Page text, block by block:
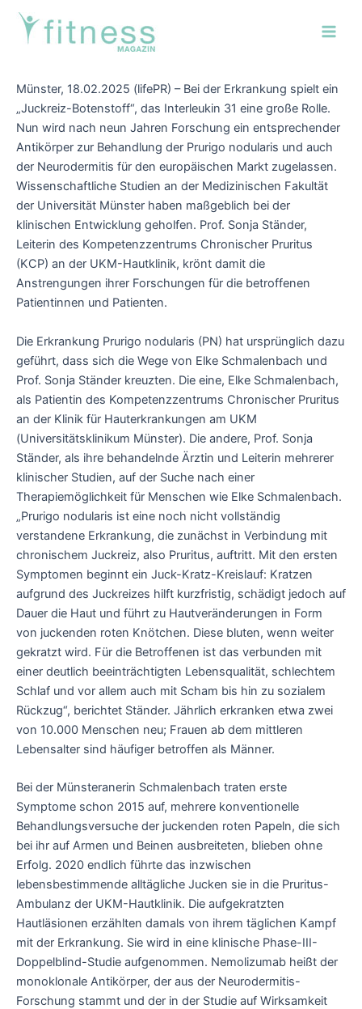
Zum
Inhalt
springen
Münster, 18.02.2025 (lifePR) – Bei der Erkrankung spielt ein
„Juckreiz-Botenstoff“, das Interleukin 31 eine große Rolle.
Nun wird nach neun Jahren Forschung ein entsprechender
Antikörper zur Behandlung der Prurigo nodularis und auch
der Neurodermitis für den europäischen Markt zugelassen.
Wissenschaftliche Studien an der Medizinischen Fakultät
der Universität Münster haben maßgeblich bei der
klinischen Entwicklung geholfen. Prof. Sonja Ständer,
Leiterin des Kompetenzzentrums Chronischer Pruritus
(KCP) an der UKM-Hautklinik, krönt damit die
Anstrengungen ihrer Forschungen für die betroffenen
Patientinnen und Patienten.
Die Erkrankung Prurigo nodularis (PN) hat ursprünglich dazu
geführt, dass sich die Wege von Elke Schmalenbach und
Prof. Sonja Ständer kreuzten. Die eine, Elke Schmalenbach,
als Patientin des Kompetenzzentrums Chronischer Pruritus
an der Klinik für Hauterkrankungen am UKM
(Universitätsklinikum Münster). Die andere, Prof. Sonja
Ständer, als ihre behandelnde Ärztin und Leiterin mehrerer
klinischer Studien, auf der Suche nach einer
Therapiemöglichkeit für Menschen wie Elke Schmalenbach.
„Prurigo nodularis ist eine noch nicht vollständig
verstandene Erkrankung, die zunächst in Verbindung mit
chronischem Juckreiz, also Pruritus, auftritt. Mit den ersten
Symptomen beginnt ein Juck-Kratz-Kreislauf: Kratzen
aufgrund des Juckreizes hilft kurzfristig, schädigt jedoch auf
Dauer die Haut und führt zu Hautveränderungen in Form
von juckenden roten Knötchen. Diese bluten, wenn weiter
gekratzt wird. Für die Betroffenen ist das verbunden mit
einer deutlich beeinträchtigten Lebensqualität, schlechtem
Schlaf und vor allem auch mit Scham bis hin zu sozialem
Rückzug“, berichtet Ständer. Jährlich erkranken etwa zwei
von 10.000 Menschen neu; Frauen ab dem mittleren
Lebensalter sind häufiger betroffen als Männer.
Bei der Münsteranerin Schmalenbach traten erste
Symptome schon 2015 auf, mehrere konventionelle
Behandlungsversuche der juckenden roten Papeln, die sich
bei ihr auf Armen und Beinen ausbreiteten, blieben ohne
Erfolg. 2020 endlich führte das inzwischen
lebensbestimmende alltägliche Jucken sie in die Pruritus-
Ambulanz der UKM-Hautklinik. Die aufgekratzten
Hautläsionen erzählten damals von ihrem täglichen Kampf
mit der Erkrankung. Sie wird in eine klinische Phase-III-
Doppelblind-Studie aufgenommen. Nemolizumab heißt der
monoklonale Antikörper, der aus der Neurodermitis-
Forschung stammt und der in der Studie auf Wirksamkeit
Post
navigation